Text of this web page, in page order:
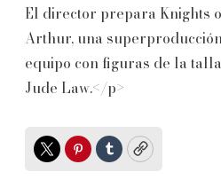
El director prepara Knights
Arthur, una
equipo con figuras de la
Jude Law.</p>
TwitterPinterest
TumblrCopy